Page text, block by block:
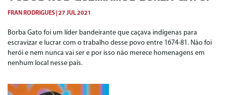
FRAN RODRIGUES 27 JUL 2021
Borba Gato foi um líder bandeirante que caçava indígenas para
escravizar e lucrar com o trabalho desse povo entre 1674-81. Não foi
herói e nem nunca vai ser e por isso não merece homenagens em
nenhum local nesse país.